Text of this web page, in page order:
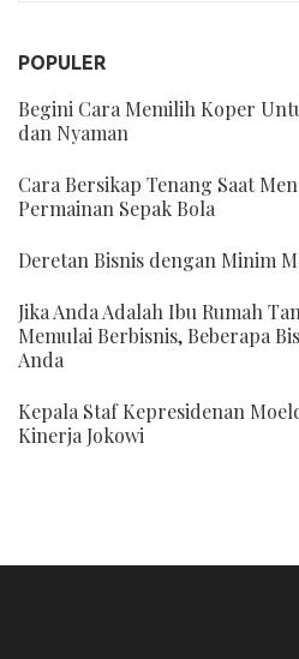
POPULER
Begini Cara Memilih Koper
dan Nyaman
Cara Bersikap Tenang Saat
Permainan Sepak Bola
Deretan Bisnis dengan Minim
Jika Anda Adalah Ibu Rumah
Memulai Berbisnis, Beberapa
Anda
Kepala Staf Kepresidenan
Kinerja Jokowi